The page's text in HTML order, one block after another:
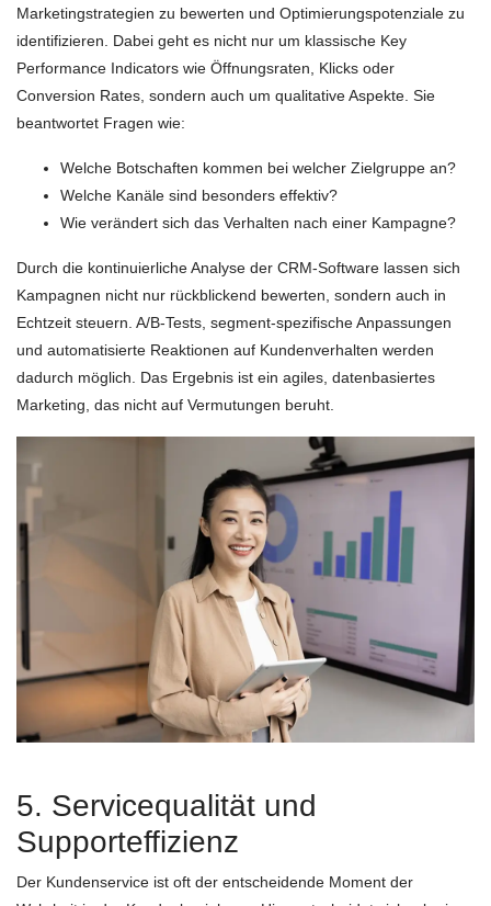
Marketingstrategien zu bewerten und Optimierungspotenziale zu
identifizieren. Dabei geht es nicht nur um klassische Key
Performance Indicators wie Öffnungsraten, Klicks oder
Conversion Rates, sondern auch um qualitative Aspekte. Sie
beantwortet Fragen wie:
Welche Botschaften kommen bei welcher Zielgruppe an?
Welche Kanäle sind besonders effektiv?
Wie verändert sich das Verhalten nach einer Kampagne?
Durch die kontinuierliche Analyse der CRM-Software lassen sich
Kampagnen nicht nur rückblickend bewerten, sondern auch in
Echtzeit steuern. A/B-Tests, segment-spezifische Anpassungen
und automatisierte Reaktionen auf Kundenverhalten werden
dadurch möglich. Das Ergebnis ist ein agiles, datenbasiertes
Marketing, das nicht auf Vermutungen beruht.
5. Servicequalität und
Supporteffizienz
Der Kundenservice ist oft der entscheidende Moment der